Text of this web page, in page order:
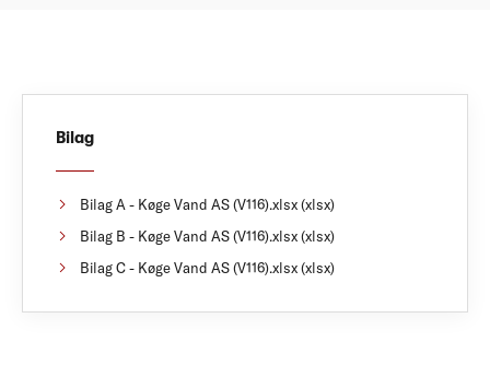
Bilag
Bilag A - Køge Vand AS (V116).xlsx (xlsx)
Bilag B - Køge Vand AS (V116).xlsx (xlsx)
Bilag C - Køge Vand AS (V116).xlsx (xlsx)